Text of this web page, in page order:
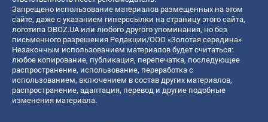
Запрещено использование материалов размещенных на этом
сайте, даже с указанием гиперссылки на страницу этого сайта,
логотипа OBOZ.UA или любого другого упоминания, но без
письменного разрешения Редакции/ООО «Золотая середина»
Незаконным использованием материалов будет считаться:
любое копирование, публикация, перепечатка, последующее
распространение, использование, переработка с
использованием, включением в состав других материалов,
распространение, адаптация, перевод и другие подобные
изменения материала.